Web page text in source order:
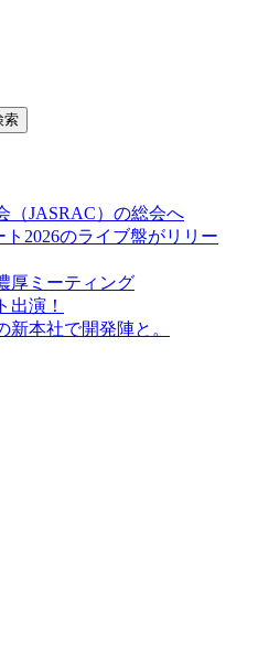
索
（JASRAC）の総会へ
2026のライブ盤がリリー
厚ミーティング
出演！
新本社で開発陣と。